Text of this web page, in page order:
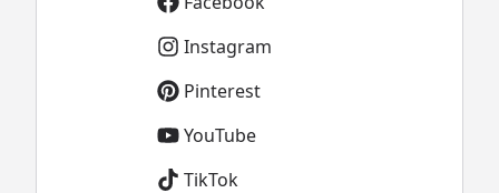
Instagram
Pinterest
YouTube
TikTok